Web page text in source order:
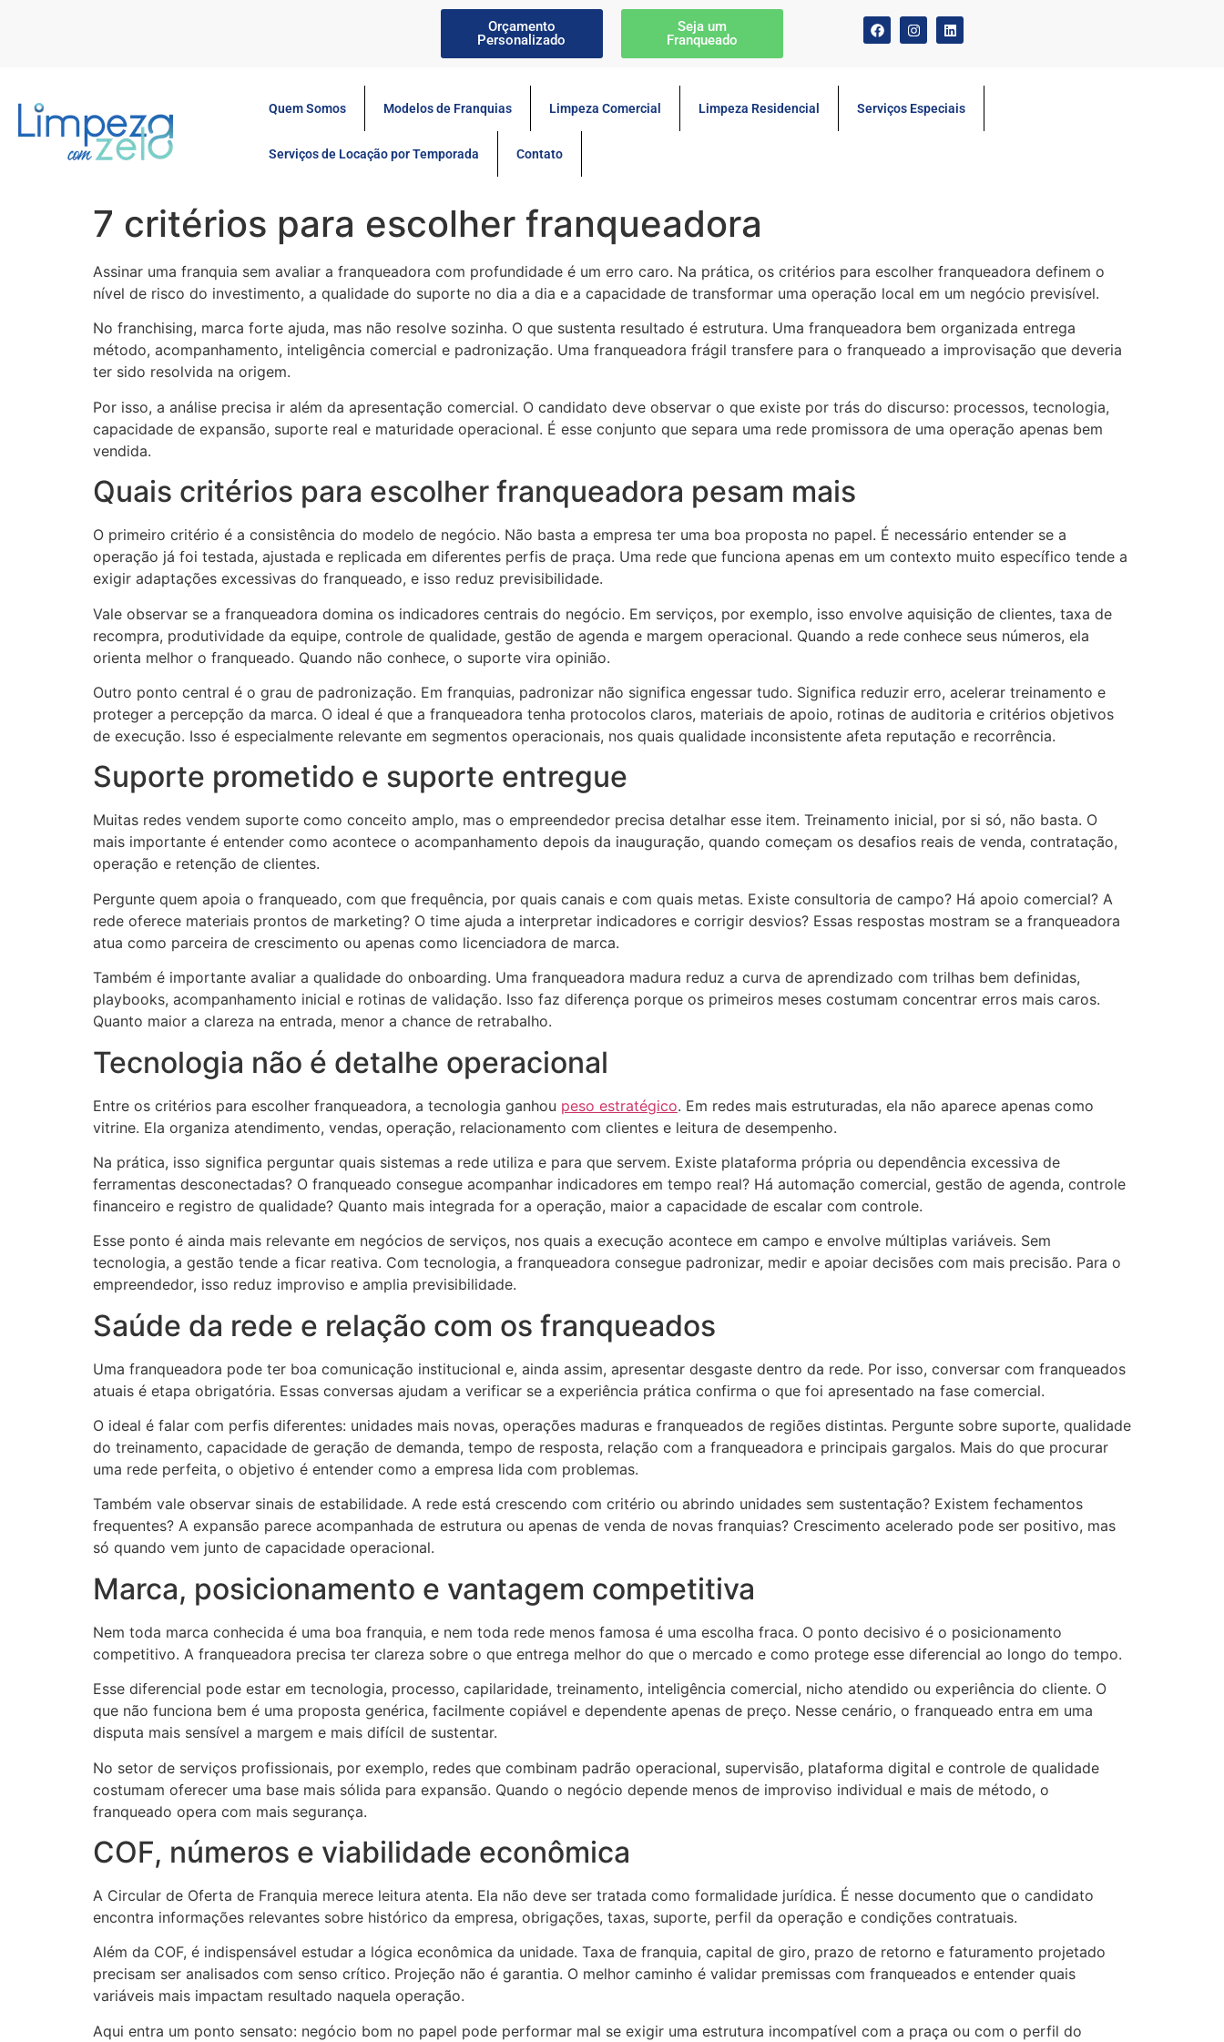
Orçamento
Personalizado
Seja um
Franqueado
Quem Somos Modelos de Franquias Limpeza Comercial Limpeza Residencial Serviços Especiais
Serviços de Locação por Temporada Contato
7 critérios para escolher franqueadora
Assinar uma franquia sem avaliar a franqueadora com profundidade é um erro caro. Na prática, os critérios para escolher franqueadora definem o
nível de risco do investimento, a qualidade do suporte no dia a dia e a capacidade de transformar uma operação local em um negócio previsível.
No franchising, marca forte ajuda, mas não resolve sozinha. O que sustenta resultado é estrutura. Uma franqueadora bem organizada entrega
método, acompanhamento, inteligência comercial e padronização. Uma franqueadora frágil transfere para o franqueado a improvisação que deveria
ter sido resolvida na origem.
Por isso, a análise precisa ir além da apresentação comercial. O candidato deve observar o que existe por trás do discurso: processos, tecnologia,
capacidade de expansão, suporte real e maturidade operacional. É esse conjunto que separa uma rede promissora de uma operação apenas bem
vendida.
Quais critérios para escolher franqueadora pesam mais
O primeiro critério é a consistência do modelo de negócio. Não basta a empresa ter uma boa proposta no papel. É necessário entender se a
operação já foi testada, ajustada e replicada em diferentes perfis de praça. Uma rede que funciona apenas em um contexto muito específico tende a
exigir adaptações excessivas do franqueado, e isso reduz previsibilidade.
Vale observar se a franqueadora domina os indicadores centrais do negócio. Em serviços, por exemplo, isso envolve aquisição de clientes, taxa de
recompra, produtividade da equipe, controle de qualidade, gestão de agenda e margem operacional. Quando a rede conhece seus números, ela
orienta melhor o franqueado. Quando não conhece, o suporte vira opinião.
Outro ponto central é o grau de padronização. Em franquias, padronizar não significa engessar tudo. Significa reduzir erro, acelerar treinamento e
proteger a percepção da marca. O ideal é que a franqueadora tenha protocolos claros, materiais de apoio, rotinas de auditoria e critérios objetivos
de execução. Isso é especialmente relevante em segmentos operacionais, nos quais qualidade inconsistente afeta reputação e recorrência.
Suporte prometido e suporte entregue
Muitas redes vendem suporte como conceito amplo, mas o empreendedor precisa detalhar esse item. Treinamento inicial, por si só, não basta. O
mais importante é entender como acontece o acompanhamento depois da inauguração, quando começam os desafios reais de venda, contratação,
operação e retenção de clientes.
Pergunte quem apoia o franqueado, com que frequência, por quais canais e com quais metas. Existe consultoria de campo? Há apoio comercial? A
rede oferece materiais prontos de marketing? O time ajuda a interpretar indicadores e corrigir desvios? Essas respostas mostram se a franqueadora
atua como parceira de crescimento ou apenas como licenciadora de marca.
Também é importante avaliar a qualidade do onboarding. Uma franqueadora madura reduz a curva de aprendizado com trilhas bem definidas,
playbooks, acompanhamento inicial e rotinas de validação. Isso faz diferença porque os primeiros meses costumam concentrar erros mais caros.
Quanto maior a clareza na entrada, menor a chance de retrabalho.
Tecnologia não é detalhe operacional
Entre os critérios para escolher franqueadora, a tecnologia ganhou peso estratégico. Em redes mais estruturadas, ela não aparece apenas como
vitrine. Ela organiza atendimento, vendas, operação, relacionamento com clientes e leitura de desempenho.
Na prática, isso significa perguntar quais sistemas a rede utiliza e para que servem. Existe plataforma própria ou dependência excessiva de
ferramentas desconectadas? O franqueado consegue acompanhar indicadores em tempo real? Há automação comercial, gestão de agenda, controle
financeiro e registro de qualidade? Quanto mais integrada for a operação, maior a capacidade de escalar com controle.
Esse ponto é ainda mais relevante em negócios de serviços, nos quais a execução acontece em campo e envolve múltiplas variáveis. Sem
tecnologia, a gestão tende a ficar reativa. Com tecnologia, a franqueadora consegue padronizar, medir e apoiar decisões com mais precisão. Para o
empreendedor, isso reduz improviso e amplia previsibilidade.
Saúde da rede e relação com os franqueados
Uma franqueadora pode ter boa comunicação institucional e, ainda assim, apresentar desgaste dentro da rede. Por isso, conversar com franqueados
atuais é etapa obrigatória. Essas conversas ajudam a verificar se a experiência prática confirma o que foi apresentado na fase comercial.
O ideal é falar com perfis diferentes: unidades mais novas, operações maduras e franqueados de regiões distintas. Pergunte sobre suporte, qualidade
do treinamento, capacidade de geração de demanda, tempo de resposta, relação com a franqueadora e principais gargalos. Mais do que procurar
uma rede perfeita, o objetivo é entender como a empresa lida com problemas.
Também vale observar sinais de estabilidade. A rede está crescendo com critério ou abrindo unidades sem sustentação? Existem fechamentos
frequentes? A expansão parece acompanhada de estrutura ou apenas de venda de novas franquias? Crescimento acelerado pode ser positivo, mas
só quando vem junto de capacidade operacional.
Marca, posicionamento e vantagem competitiva
Nem toda marca conhecida é uma boa franquia, e nem toda rede menos famosa é uma escolha fraca. O ponto decisivo é o posicionamento
competitivo. A franqueadora precisa ter clareza sobre o que entrega melhor do que o mercado e como protege esse diferencial ao longo do tempo.
Esse diferencial pode estar em tecnologia, processo, capilaridade, treinamento, inteligência comercial, nicho atendido ou experiência do cliente. O
que não funciona bem é uma proposta genérica, facilmente copiável e dependente apenas de preço. Nesse cenário, o franqueado entra em uma
disputa mais sensível a margem e mais difícil de sustentar.
No setor de serviços profissionais, por exemplo, redes que combinam padrão operacional, supervisão, plataforma digital e controle de qualidade
costumam oferecer uma base mais sólida para expansão. Quando o negócio depende menos de improviso individual e mais de método, o
franqueado opera com mais segurança.
COF, números e viabilidade econômica
A Circular de Oferta de Franquia merece leitura atenta. Ela não deve ser tratada como formalidade jurídica. É nesse documento que o candidato
encontra informações relevantes sobre histórico da empresa, obrigações, taxas, suporte, perfil da operação e condições contratuais.
Além da COF, é indispensável estudar a lógica econômica da unidade. Taxa de franquia, capital de giro, prazo de retorno e faturamento projetado
precisam ser analisados com senso crítico. Projeção não é garantia. O melhor caminho é validar premissas com franqueados e entender quais
variáveis mais impactam resultado naquela operação.
Aqui entra um ponto sensato: negócio bom no papel pode performar mal se exigir uma estrutura incompatível com a praça ou com o perfil do